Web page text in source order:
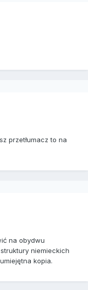
przetłumacz to na
na obydwu
niemieckich
kopia.